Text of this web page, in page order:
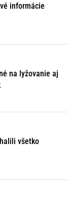
informácie
na lyžovanie aj
všetko